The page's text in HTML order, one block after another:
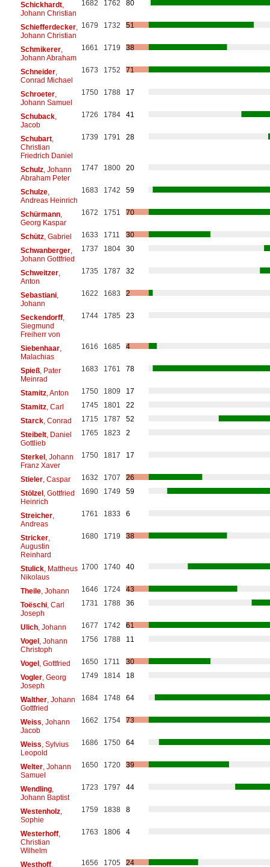
Schickhardt,
Johann Christian
1682 1762 80
Schiefferdecker,
Johann Christian
1679 1732 51
Schmikerer,
Johann Abraham
1661 1719 38
Schneider,
Conrad Michael
1673 1752 71
Schroeter,
Johann Samuel
1750 1788 17
Schuback,
Jacob
1726 1784 41
Schubart,
Christian
Friedrich Daniel
1739 1791 28
Schulz, Johann
Abraham Peter
1747 1800 20
Schulze,
Andreas Heinrich
1683 1742 59
Schürmann,
Georg Kaspar
1672 1751 70
Schütz, Gabriel 1633 1711
30
Schwanberger,
Johann Gottfried
1737 1804 30
Schweitzer,
Anton
1735 1787 32
Sebastiani,
Johann
1622 1683 2
Seckendorff,
Siegmund
Freiherr von
1744 1785 23
Siebenhaar,
Malachias
1616 1685 4
Spieß, Pater
Meinrad
1683 1761 78
Stamitz, Anton 1750 1809
17
Stamitz, Carl 1745 1801
22
Starck, Conrad 1715 1787
52
Steibelt, Daniel
Gottlieb
1765 1823 2
Sterkel, Johann
Franz Xaver
1750 1817 17
Stieler, Caspar 1632 1707
26
Stölzel, Gottfried
Heinrich
1690 1749 59
Streicher,
Andreas
1761 1833 6
Stricker,
Augustin
Reinhard
1680 1719 38
Stulick, Mattheus
Nikolaus
1700 1740 40
Theile, Johann 1646 1724
43
Toëschi, Carl
Joseph
1731 1788 36
Ulich, Johann 1677 1742
61
Vogel, Johann
Christoph
1756 1788 11
Vogel, Gottfried 1650 1711
30
Vogler, Georg
Joseph
1749 1814 18
Walther, Johann
Gottfried
1684 1748 64
Weiss , Johann
Jacob
1662 1754 73
Weiss , Sylvius
Leopold
1686 1750 64
Welter, Johann
Samuel
1650 1720 39
Wendling,
Johann Baptist
1723 1797 44
Westenholz,
Sophie
1759 1838 8
Westerhoff,
Christian
Wilhelm
1763 1806 4
Westhoff,
1656 1705 24